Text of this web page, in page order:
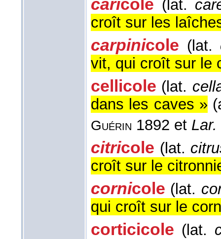
caricole (lat.
croît sur les
carpinicole (lat.
vit, qui croît sur le
cellicole (lat.
dans les caves »
Guérin 1892 et
citricole (lat.
croît sur le
cornicole (lat.
qui croît sur le
corticicole (lat.